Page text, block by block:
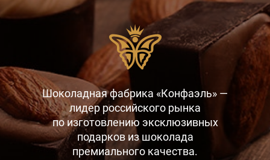
Шоколадная фабрика «Конфаэль» —
лидер российского рынка
по изготовлению эксклюзивных
подарков из шоколада
премиального качества.